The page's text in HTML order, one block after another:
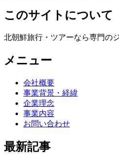
このサイトについて
北朝鮮旅行・ツアーなら専門の
メニュー
会社概要
事業背景・経緯
企業理念
事業内容
お問い合わせ
最新記事